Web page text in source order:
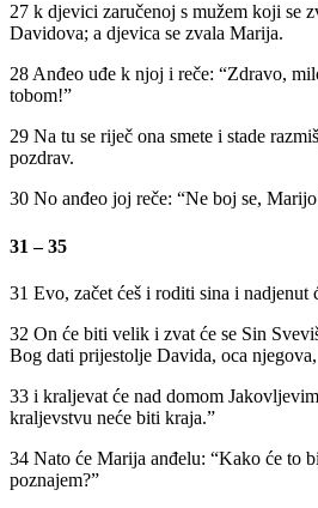
27 k djevici zaručenoj s mužem koji se
Davidova; a djevica se zvala Marija.
28 Anđeo uđe k njoj i reče: “Zdravo,
tobom!”
29 Na tu se riječ ona smete i stade
pozdrav.
30 No anđeo joj reče: “Ne boj se,
31 – 35
31 Evo, začet ćeš i roditi sina i nadjenut
32 On će biti velik i zvat će se Sin
Bog dati prijestolje Davida, oca njegova,
33 i kraljevat će nad domom
kraljevstvu neće biti kraja.”
34 Nato će Marija anđelu: “Kako će to
poznajem?”